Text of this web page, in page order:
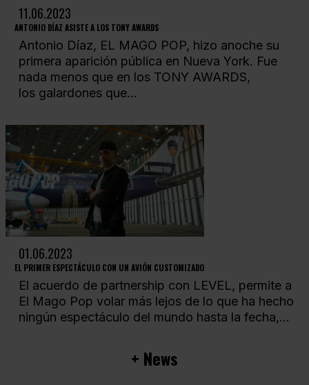
11.06.2023
ANTONIO DÍAZ ASISTE A LOS TONY AWARDS
Antonio Díaz, EL MAGO POP, hizo anoche su
primera aparición pública en Nueva York. Fue
nada menos que en los TONY AWARDS,
los galardones que...
01.06.2023
EL PRIMER ESPECTÁCULO CON UN AVIÓN CUSTOMIZADO
El acuerdo de partnership con LEVEL, permite a
El Mago Pop volar más lejos de lo que ha hecho
ningún espectáculo del mundo hasta la fecha,...
+ News